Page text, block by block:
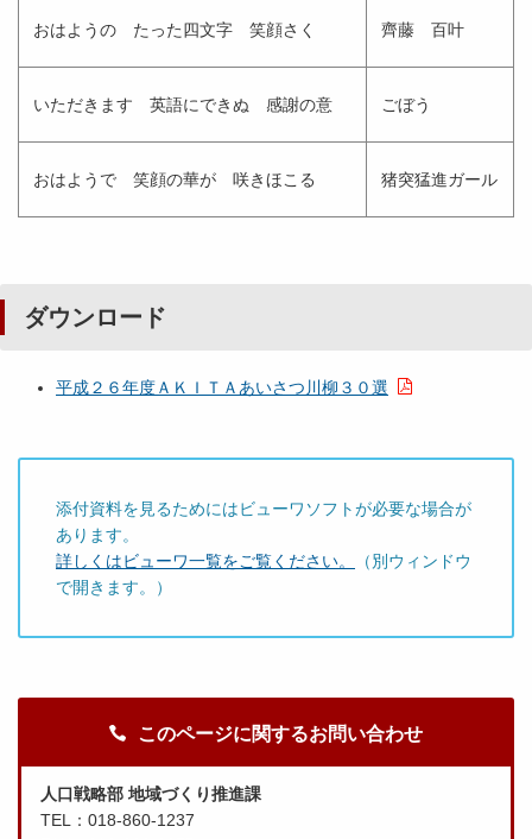
おはようの たった四文字 笑顔さく 齊藤 百叶
いただきます 英語にできぬ 感謝の意 ごぼう
おはようで 笑顔の華が 咲きほこる 猪突猛進ガール
ダウンロード
平成２６年度ＡＫＩＴＡあいさつ川柳３０選
添付資料を見るためにはビューワソフトが必要な場合が
あります。
詳しくはビューワ一覧をご覧ください。
（別ウィンドウ
で開きます。）
このページに関するお問い合わせ
人口戦略部 地域づくり推進課
TEL：018-860-1237